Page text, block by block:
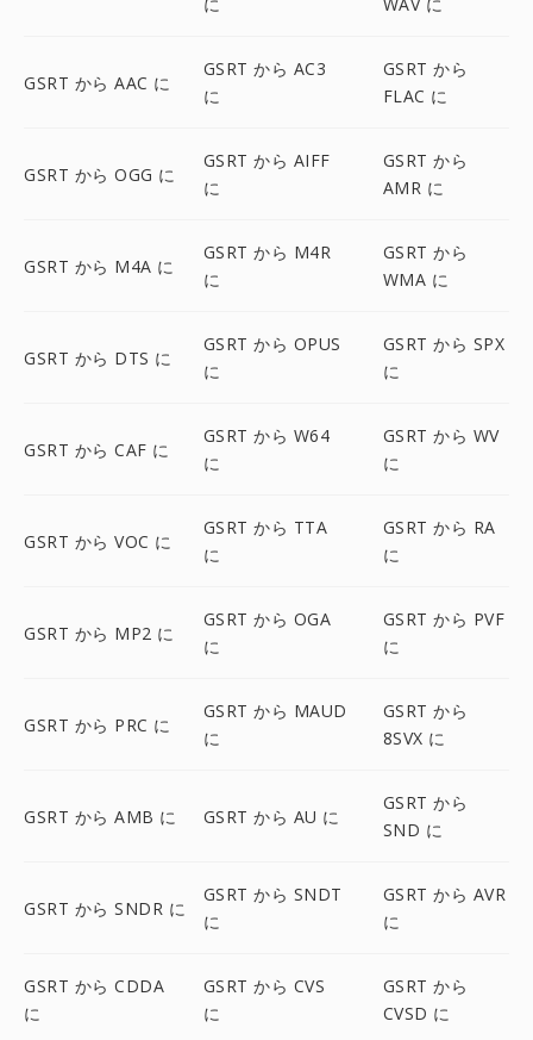
GSRT から AAC に
GSRT から AC3
に
GSRT から
FLAC に
GSRT から OGG に
GSRT から AIFF
に
GSRT から
AMR に
GSRT から M4A に
GSRT から M4R
に
GSRT から
WMA に
GSRT から DTS に
GSRT から OPUS
に
GSRT から SPX
に
GSRT から CAF に
GSRT から W64
に
GSRT から WV
に
GSRT から VOC に
GSRT から TTA
に
GSRT から RA
に
GSRT から MP2 に
GSRT から OGA
に
GSRT から PVF
に
GSRT から PRC に
GSRT から MAUD
に
GSRT から
8SVX に
GSRT から AMB に GSRT から AU に
GSRT から
SND に
GSRT から SNDR に
GSRT から SNDT
に
GSRT から AVR
に
GSRT から CDDA
に
GSRT から CVS
に
GSRT から
CVSD に